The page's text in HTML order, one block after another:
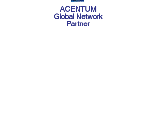
ACENTUM
Global Network
Partner